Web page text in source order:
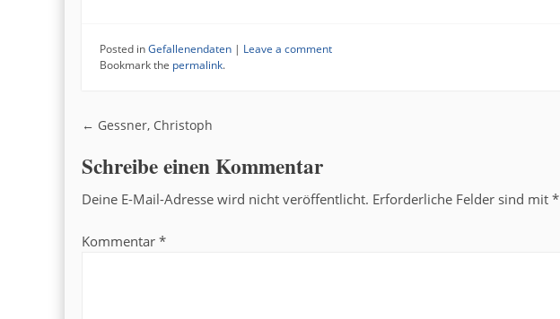
Posted in Gefallenendaten | Leave a comment
Bookmark the permalink.
Post navigation
← Gessner, Christoph
Schreibe einen Kommentar
Deine E-Mail-Adresse wird nicht veröffentlicht. Erforderliche Felder sind mit*
Kommentar*